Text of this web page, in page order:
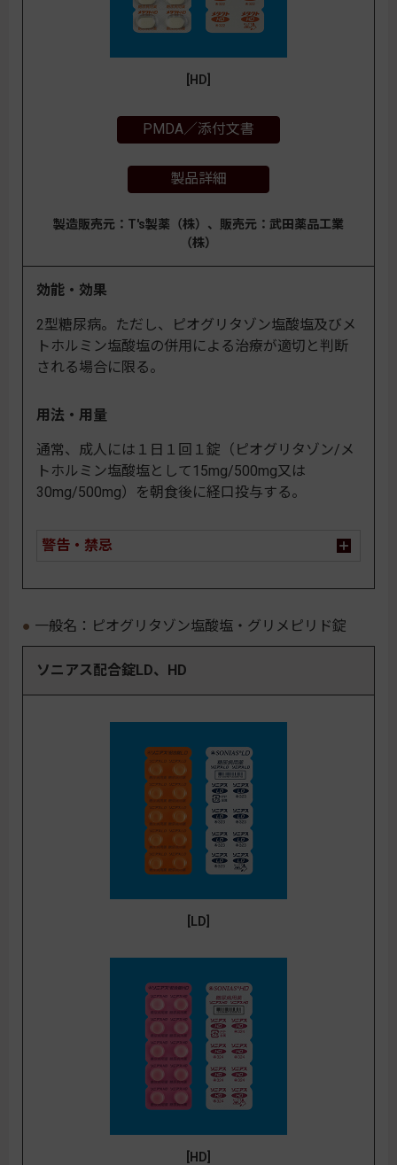
[HD]
PMDA／添付文書
製品詳細
製造販売元：T's製薬（株）、販売元：武田薬品工業
（株）
効能・効果
2型糖尿病。ただし、ピオグリタゾン塩酸塩及びメ
トホルミン塩酸塩の併用による治療が適切と判断
される場合に限る。
用法・用量
通常、成人には１日１回１錠（ピオグリタゾン/メ
トホルミン塩酸塩として15mg/500mg又は
30mg/500mg）を朝食後に経口投与する。
警告・禁忌
一般名：ピオグリタゾン塩酸塩・グリメピリド錠
ソニアス配合錠LD、HD
[LD]
[HD]